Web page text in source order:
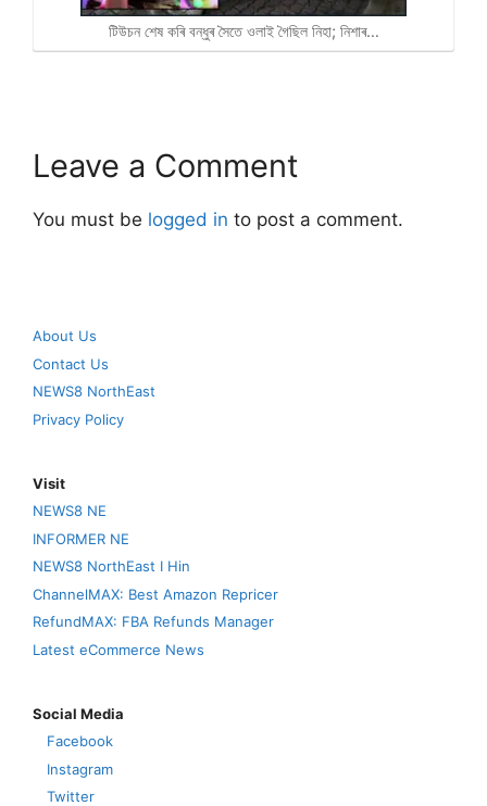
টিউচন শেষ কৰি বন্ধুৰ সৈতে ওলাই গৈছিল নিহা; নিশাৰ…
Leave a Comment
You must be logged in to post a comment.
About Us
Contact Us
NEWS8 NorthEast
Privacy Policy
Visit
NEWS8 NE
INFORMER NE
NEWS8 NorthEast I Hin
ChannelMAX: Best Amazon Repricer
RefundMAX: FBA Refunds Manager
Latest eCommerce News
Social Media
Facebook
Instagram
Twitter